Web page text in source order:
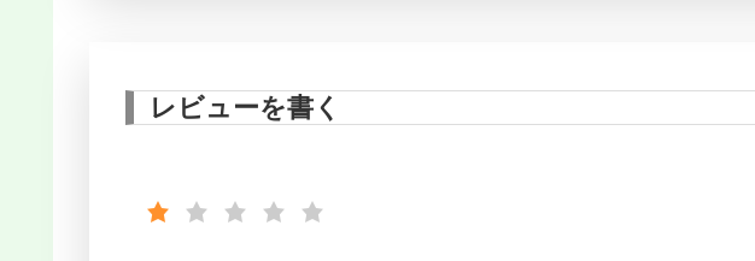
レビューを書く